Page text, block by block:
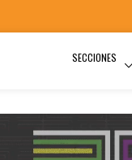
SECCIONES